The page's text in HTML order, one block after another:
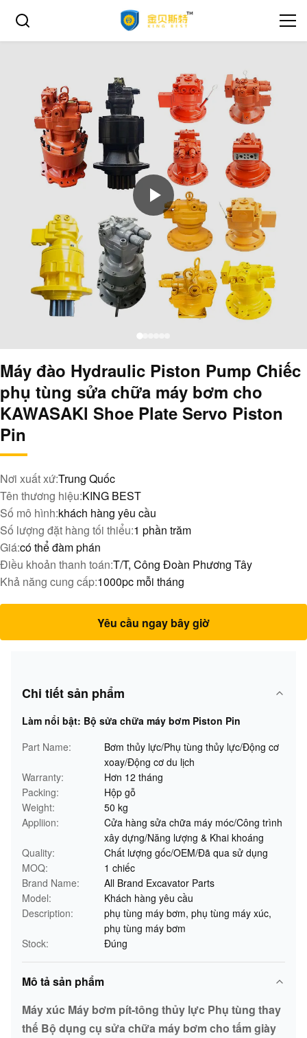
Máy đào Hydraulic Piston Pump Chiếc
phụ tùng sửa chữa máy bơm cho
KAWASAKl Shoe Plate Servo Piston
Pin
Nơi xuất xứ:Trung Quốc
Tên thương hiệu:KING BEST
Số mô hình:khách hàng yêu cầu
Số lượng đặt hàng tối thiểu:1 phần trăm
Giá:có thể đàm phán
Điều khoản thanh toán:T/T, Công Đoàn Phương Tây
Khả năng cung cấp:1000pc mỗi tháng
Yêu cầu ngay bây giờ
Chi tiết sản phẩm
Làm nổi bật: Bộ sửa chữa máy bơm Piston Pin
Part Name:
Bơm thủy lực/Phụ tùng thủy lực/Động cơ
xoay/Động cơ du lịch
Warranty:
Hơn 12 tháng
Packing:
Hộp gỗ
Weight:
50 kg
Appliion:
Cửa hàng sửa chữa máy móc/Công trình
xây dựng/Năng lượng & Khai khoáng
Quality:
Chất lượng gốc/OEM/Đã qua sử dụng
MOQ:
1 chiếc
Brand Name:
All Brand Excavator Parts
Model:
Khách hàng yêu cầu
Description:
phụ tùng máy bơm, phụ tùng máy xúc,
phụ tùng máy bơm
Stock:
Đúng
Mô tả sản phẩm
Máy xúc Máy bơm pít-tông thủy lực Phụ tùng thay
thế Bộ dụng cụ sửa chữa máy bơm cho tấm giày